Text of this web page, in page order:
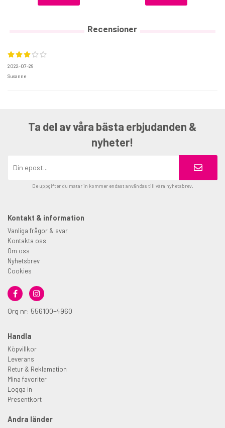
Recensioner
2022-07-29
Susanne
Ta del av våra bästa erbjudanden &
nyheter!
De uppgifter du matar in kommer endast användas till våra nyhetsbrev.
Kontakt & information
Vanliga frågor & svar
Kontakta oss
Om oss
Nyhetsbrev
Cookies
Org nr: 556100-4960
Handla
Köpvillkor
Leverans
Retur & Reklamation
Mina favoriter
Logga in
Presentkort
Andra länder